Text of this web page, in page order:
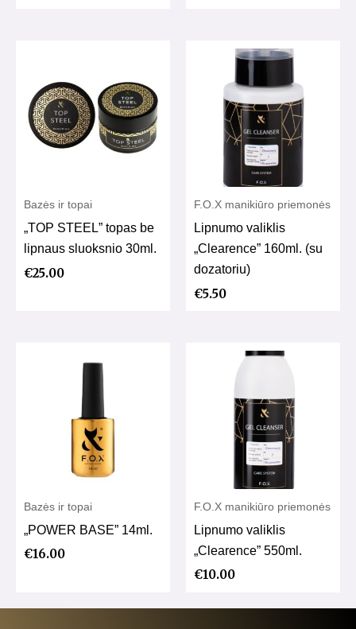
Bazės ir topai
„TOP STEEL” topas be
lipnaus sluoksnio 30ml.
€25.00
F.O.X manikiūro priemonės
Lipnumo valiklis
„Clearence” 160ml. (su
dozatoriu)
€5.50
Bazės ir topai
„POWER BASE” 14ml.
€16.00
F.O.X manikiūro priemonės
Lipnumo valiklis
„Clearence” 550ml.
€10.00